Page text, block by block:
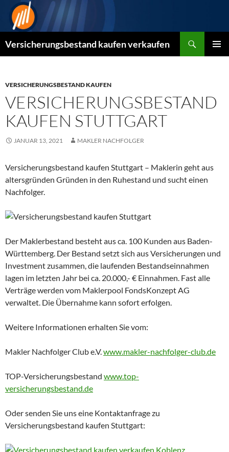
Zum
Inhalt
springen
Versicherungsbestand kaufen verkaufen
VERSICHERUNGSBESTAND KAUFEN
VERSICHERUNGSBESTAND
KAUFEN STUTTGART
JANUAR 13, 2021 MAKLER NACHFOLGER
Versicherungsbestand kaufen Stuttgart – Maklerin geht aus
altersgründen Gründen in den Ruhestand und sucht einen
Nachfolger.
Der Maklerbestand besteht aus ca. 100 Kunden aus Baden-
Württemberg. Der Bestand setzt sich aus Versicherungen und
Investment zusammen, die laufenden Bestandseinnahmen
lagen im letzten Jahr bei ca. 20.000,- € Einnahmen. Fast alle
Verträge werden vom Maklerpool FondsKonzept AG
verwaltet. Die Übernahme kann sofort erfolgen.
Weitere Informationen erhalten Sie vom:
Makler Nachfolger Club e.V.www.makler-nachfolger-club.de
TOP-Versicherungsbestand www.top-
versicherungsbestand.de
Oder senden Sie uns eine Kontaktanfrage zu
Versicherungsbestand kaufen Stuttgart: